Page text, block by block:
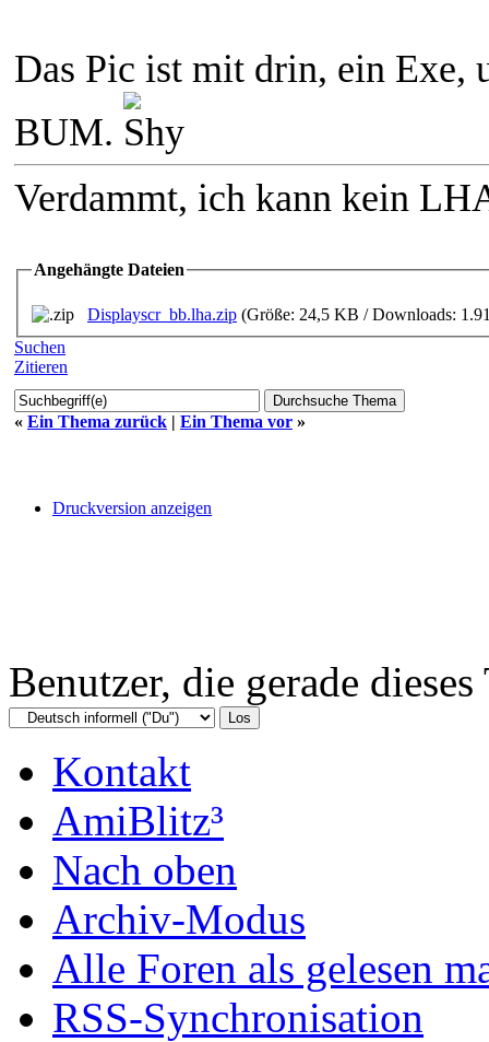
Das Pic ist mit drin, ein Exe,
BUM.
Verdammt, ich kann kein
Angehängte Dateien
Displayscr_bb.lha.zip (Größe: 24,5 KB / Downloads:
Suchen
Zitieren
« Ein Thema zurück | Ein Thema vor »
Druckversion anzeigen
Benutzer, die gerade
Kontakt
AmiBlitz³
Nach oben
Archiv-Modus
Alle Foren als gelesen
RSS-Synchronisation